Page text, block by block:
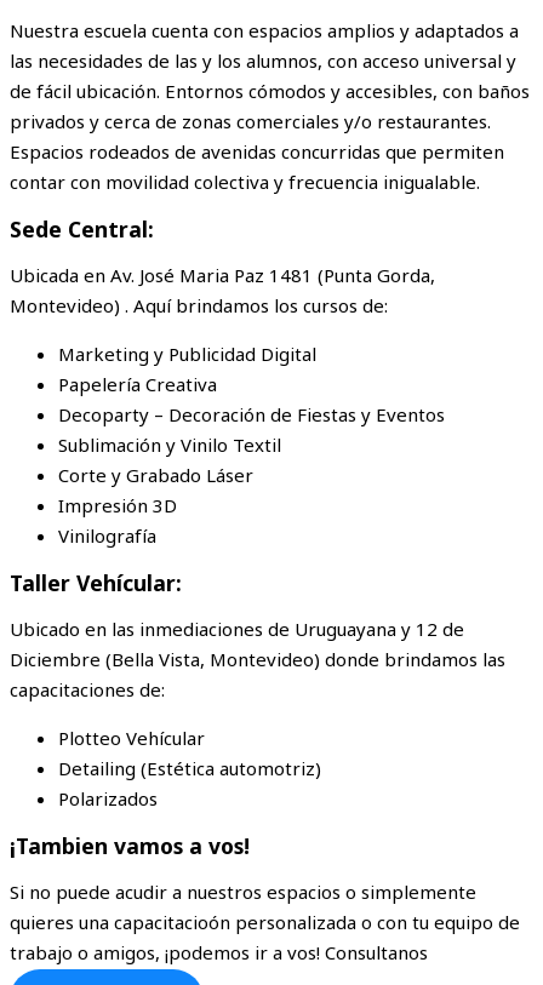
Nuestra escuela cuenta con espacios amplios y adaptados a
las necesidades de las y los alumnos, con acceso universal y
de fácil ubicación. Entornos cómodos y accesibles, con baños
privados y cerca de zonas comerciales y/o restaurantes.
Espacios rodeados de avenidas concurridas que permiten
contar con movilidad colectiva y frecuencia inigualable.
Sede Central:
Ubicada en Av. José Maria Paz 1481 (Punta Gorda,
Montevideo) . Aquí brindamos los cursos de:
Marketing y Publicidad Digital
Papelería Creativa
Decoparty – Decoración de Fiestas y Eventos
Sublimación y Vinilo Textil
Corte y Grabado Láser
Impresión 3D
Vinilografía
Taller Vehícular:
Ubicado en las inmediaciones de Uruguayana y 12 de
Diciembre (Bella Vista, Montevideo) donde brindamos las
capacitaciones de:
Plotteo Vehícular
Detailing (Estética automotriz)
Polarizados
¡Tambien vamos a vos!
Si no puede acudir a nuestros espacios o simplemente
quieres una capacitacioón personalizada o con tu equipo de
trabajo o amigos, ¡podemos ir a vos! Consultanos